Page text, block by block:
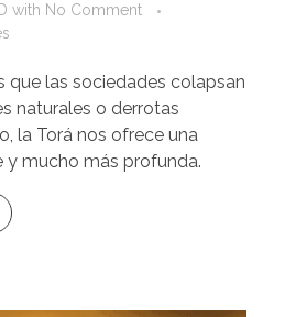
with No Comment
que las sociedades colapsan
naturales o derrotas
la Torá nos ofrece una
mucho más profunda.